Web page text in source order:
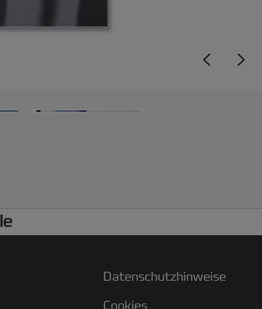
Datenschutzhinweise
Cookies